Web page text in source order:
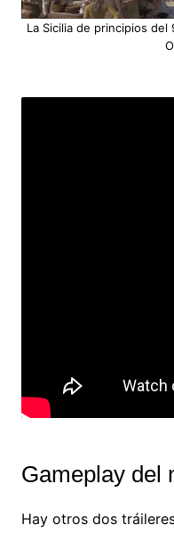
La Sicilia de principios
Gameplay del
Hay otros dos